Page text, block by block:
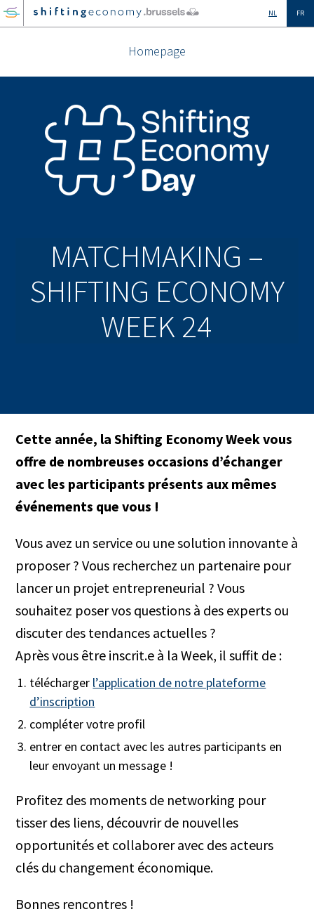
GO
TO
NL FR
Homepage
MATCHMAKING –
SHIFTING ECONOMY
WEEK 24
Cette année, la Shifting Economy Week vous
offre de nombreuses occasions d’échanger
avec les participants présents aux mêmes
événements que vous !
Vous avez un service ou une solution innovante à
proposer ? Vous recherchez un partenaire pour
lancer un projet entrepreneurial ? Vous
souhaitez poser vos questions à des experts ou
discuter des tendances actuelles ?
Après vous être inscrit.e à la Week, il suffit de :
télécharger l’application de notre plateforme
d’inscription
compléter votre profil
entrer en contact avec les autres participants en
leur envoyant un message !
Profitez des moments de networking pour
tisser des liens, découvrir de nouvelles
opportunités et collaborer avec des acteurs
clés du changement économique.
Bonnes rencontres !